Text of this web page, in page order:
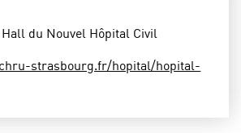
du Nouvel Hôpital Civil
strasbourg.fr/hopital/hopital-